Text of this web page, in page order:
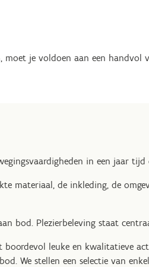
je voldoen aan een handvol
in een jaar tijd
materiaal, de inkleding, de
bod. Plezierbeleving staat
boordevol leuke en kwalitatieve
We stellen een selectie van